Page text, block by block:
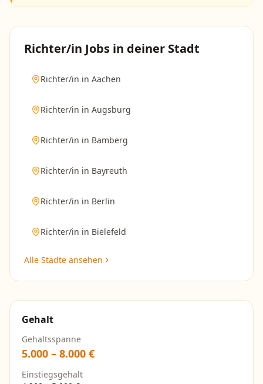
Richter/in Jobs in deiner Stadt
Richter/in in Aachen
Richter/in in Augsburg
Richter/in in Bamberg
Richter/in in Bayreuth
Richter/in in Berlin
Richter/in in Bielefeld
Alle Städte ansehen
Gehalt
Gehaltsspanne
5.000 – 8.000 €
Einstiegsgehalt